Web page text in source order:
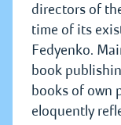
directors of
time of its
Fedyenko.
book
books of own
eloquently